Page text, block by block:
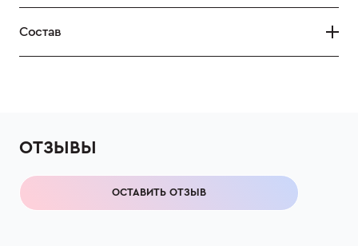
Состав
ОТЗЫВЫ
ОСТАВИТЬ ОТЗЫВ